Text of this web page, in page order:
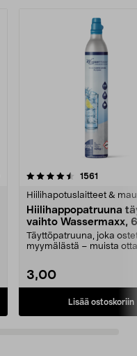
1561
Hiilihapotuslaitteet &
Hiilihappopatruuna
vaihto Wassermaxx,
Täyttöpatruuna, joka
myymälästä – muista
3,00
Lisää ostoskoriin
4.5viidestä